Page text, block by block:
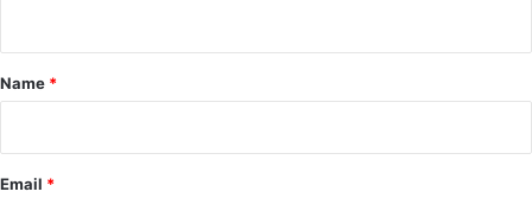
*
Name *
Email *